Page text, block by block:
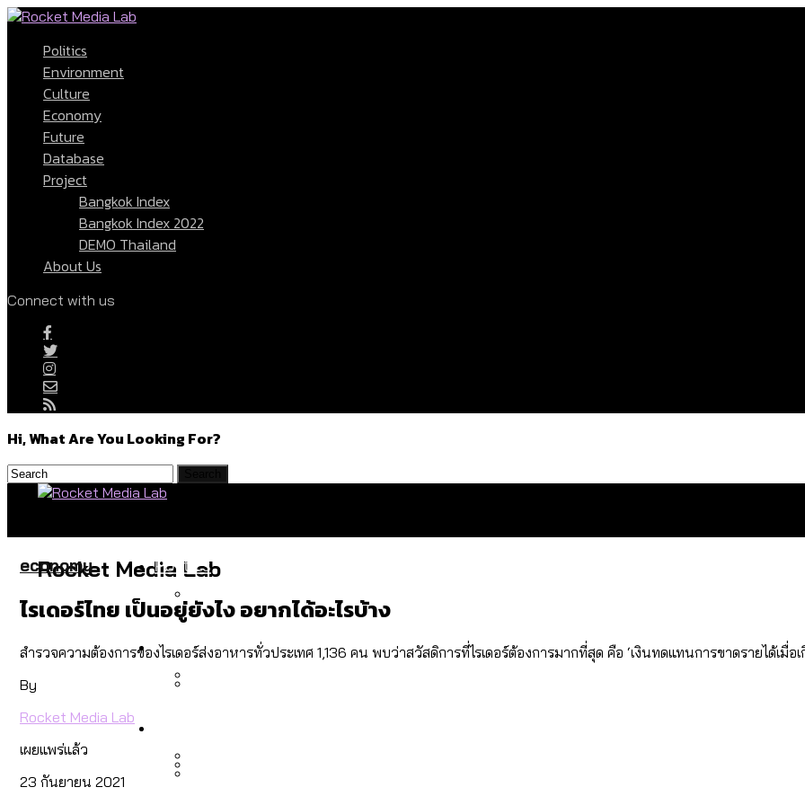
Politics
Environment
Culture
Economy
Future
Database
Project
Bangkok Index
Bangkok Index 2022
DEMO Thailand
About Us
Connect with us
Hi, What Are You Looking For?
Rocket Media Lab
Politics
สำรวจร่างงบปี 70 ของ กทม. สำนักการจราจรฯ เพิ่ม 150% มีเพียง 5 เขตที่งบเพิ่ม โ
Environment
economy
ไรเดอร์ไทย เป็นอยู่ยังไง อยากได้อะไรบ้าง
สำรวจความต้องการของไรเดอร์ส่งอาหารทั่วประเทศ 1,136 คน พบว่าสวัสดิการที่ไรเดอร์ต้องการมากที่สุด คือ ‘เงินทดแทนการขาดรายได้เมื่อเ
By
Rocket Media Lab
เผยแพร่แล้ว
23 กันยายน 2021